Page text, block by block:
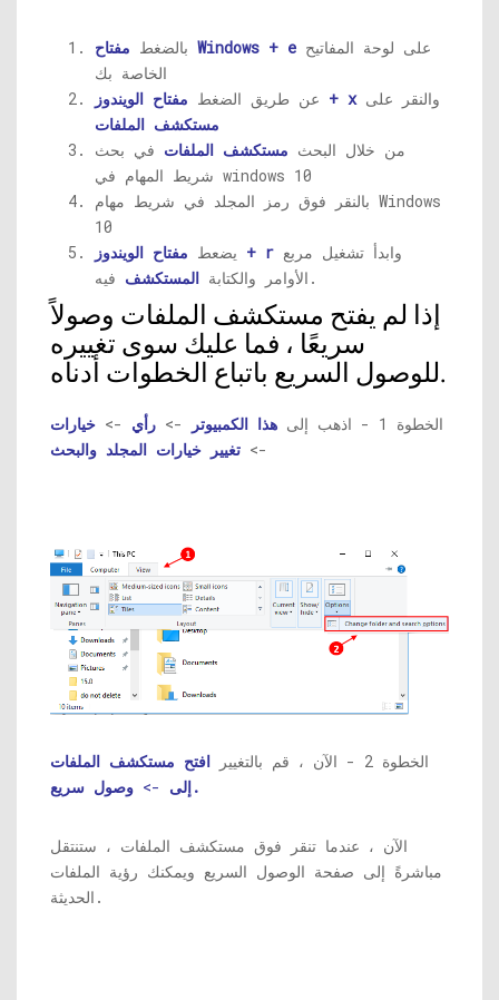
بالضغط مفتاح Windows + e على لوحة المفاتيح
الخاصة بك
عن طريق الضغط مفتاح الويندوز + x والنقر على
مستكشف الملفات
من خلال البحث مستكشف الملفات في بحث
شريط المهام في windows 10
بالنقر فوق رمز المجلد في شريط مهام Windows
10
يضعط مفتاح الويندوز + r وابدأ تشغيل مربع
الأوامر والكتابة المستكشف فيه.
إذا لم يفتح مستكشف الملفات وصولاً
سريعًا ، فما عليك سوى تغييره
للوصول السريع باتباع الخطوات أدناه.
الخطوة 1 - اذهب إلى هذا الكمبيوتر -> رأي -> خيارات
-> تغيير خيارات المجلد والبحث
الخطوة 2 - الآن ، قم بالتغيير
افتح مستكشف الملفات
إلى -> وصول سريع.
الآن ، عندما تنقر فوق مستكشف الملفات ، ستنتقل
مباشرةً إلى صفحة الوصول السريع ويمكنك رؤية الملفات
الحديثة.